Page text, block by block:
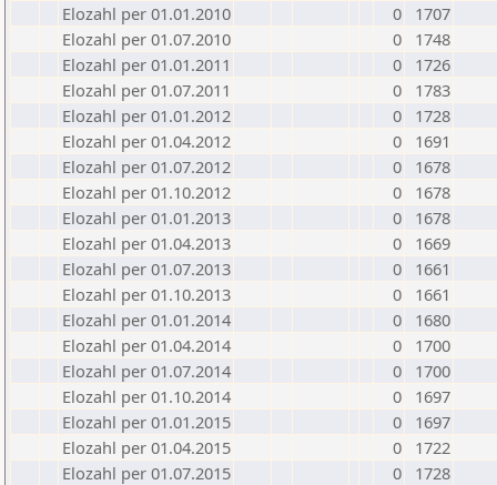
Elozahl per 01.01.2010
0
1707
Elozahl per 01.07.2010
0
1748
Elozahl per 01.01.2011
0
1726
Elozahl per 01.07.2011
0
1783
Elozahl per 01.01.2012
0
1728
Elozahl per 01.04.2012
0
1691
Elozahl per 01.07.2012
0
1678
Elozahl per 01.10.2012
0
1678
Elozahl per 01.01.2013
0
1678
Elozahl per 01.04.2013
0
1669
Elozahl per 01.07.2013
0
1661
Elozahl per 01.10.2013
0
1661
Elozahl per 01.01.2014
0
1680
Elozahl per 01.04.2014
0
1700
Elozahl per 01.07.2014
0
1700
Elozahl per 01.10.2014
0
1697
Elozahl per 01.01.2015
0
1697
Elozahl per 01.04.2015
0
1722
Elozahl per 01.07.2015
0
1728